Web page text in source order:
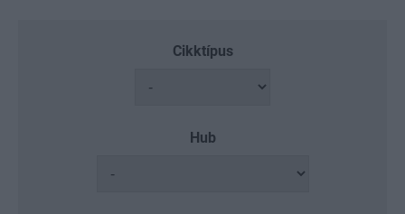
Cikktípus
Hub